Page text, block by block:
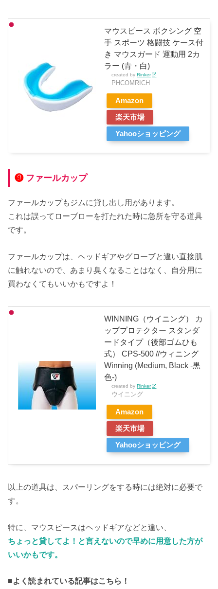
マウスピース ボクシング 空
手 スポーツ 格闘技 ケース付
き マウスガード 運動用 2カ
ラー (青・白)
created byRinker
PHCOMRICH
Amazon
楽天市場
Yahooショッピング
❾ファールカップ
ファールカップもジムに貸し出し用があります。
これは誤ってローブローを打たれた時に急所を守る道具
です。
ファールカップは、ヘッドギアやグローブと違い直接肌
に触れないので、あまり臭くなることはなく、自分用に
買わなくてもいいかもですよ！
WINNING（ウイニング） カ
ッププロテクター スタンダ
ードタイプ（後部ゴムひも
式） CPS-500 //ウィニング
Winning (Medium, Black -黒
色-)
created byRinker
ウイニング
Amazon
楽天市場
Yahooショッピング
以上の道具は、スパーリングをする時には絶対に必要で
す。
特に、マウスピースはヘッドギアなどと違い、
ちょっと貸してよ！と言えないので早めに用意した方が
いいかもです。
■よく読まれている記事はこちら！